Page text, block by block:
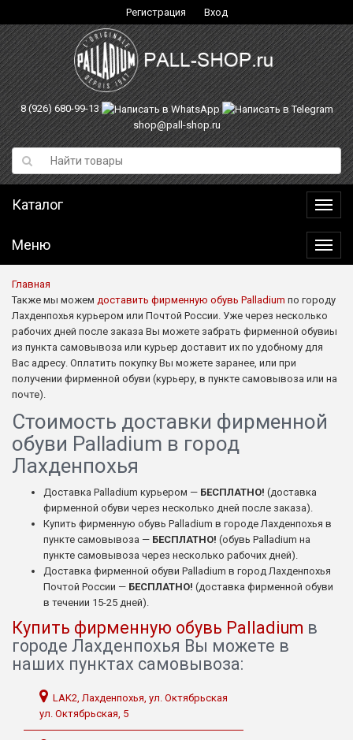
Регистрация Вход
8 (926) 680-99-13
shop@pall-shop.ru
Каталог
Меню
Меню
Главная
Также мы можем доставить фирменную обувь Palladium по городу
Лахденпохья курьером или Почтой России. Уже через несколько
рабочих дней после заказа Вы можете забрать фирменной обувиы
из пункта самовывоза или курьер доставит их по удобному для
Вас адресу. Оплатить покупку Вы можете заранее, или при
получении фирменной обуви (курьеру, в пункте самовывоза или на
почте).
Стоимость доставки фирменной
обуви Palladium в город
Лахденпохья
Доставка Palladium курьером — БЕСПЛАТНО! (доставка
фирменной обуви через несколько дней после заказа).
Купить фирменную обувь Palladium в городе Лахденпохья в
пункте самовывоза — БЕСПЛАТНО! (обувь Palladium на
пункте самовывоза через несколько рабочих дней).
Доставка фирменной обуви Palladium в город Лахденпохья
Почтой России — БЕСПЛАТНО! (доставка фирменной обуви
в течении 15-25 дней).
Купить фирменную обувь Palladium в
городе Лахденпохья Вы можете в
наших пунктах самовывоза:
LAK2, Лахденпохья, ул. Октябрьская
ул. Октябрьская, 5